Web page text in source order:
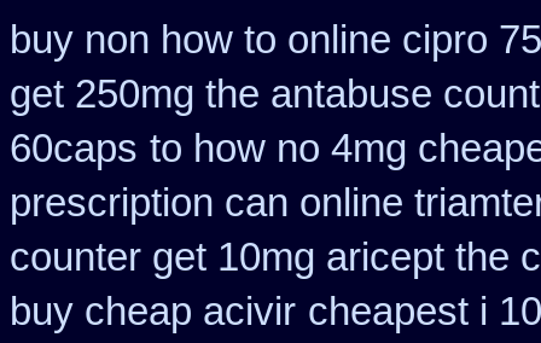
buy non how to online cipro
get 250mg the antabuse
60caps to how no 4mg
prescription can online
counter get 10mg aricept the
buy cheap acivir cheapest i